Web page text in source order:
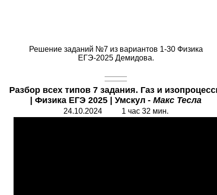
Решение заданий №7 из вариантов 1-30 Физика
ЕГЭ-2025 Демидова.
Разбор всех типов 7 задания. Газ и
Физика ЕГЭ 2025 Умскул - Макс Тесла
24.10.2024 1 час 32 мин.